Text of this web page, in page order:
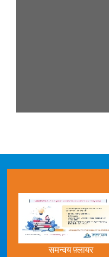
समन्वय फ़्लायर